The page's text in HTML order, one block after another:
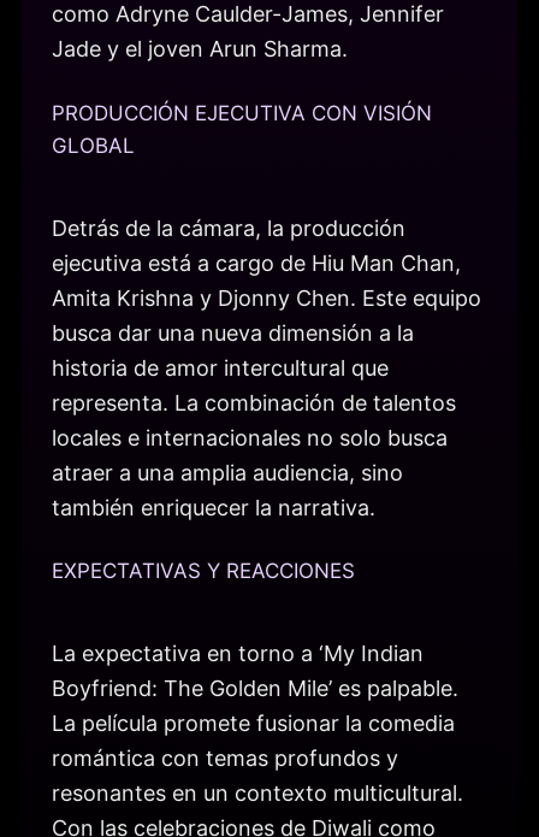
como Adryne Caulder-James, Jennifer
Jade y el joven Arun Sharma.
PRODUCCIÓN EJECUTIVA CON VISIÓN
GLOBAL
Detrás de la cámara, la producción
ejecutiva está a cargo de Hiu Man Chan,
Amita Krishna y Djonny Chen. Este equipo
busca dar una nueva dimensión a la
historia de amor intercultural que
representa. La combinación de talentos
locales e internacionales no solo busca
atraer a una amplia audiencia, sino
también enriquecer la narrativa.
EXPECTATIVAS Y REACCIONES
La expectativa en torno a ‘My Indian
Boyfriend: The Golden Mile’ es palpable.
La película promete fusionar la comedia
romántica con temas profundos y
resonantes en un contexto multicultural.
Con las celebraciones de Diwali como